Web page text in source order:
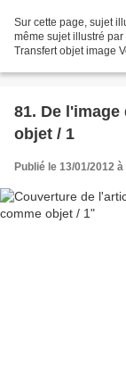
Sur cette page, sujet
même sujet illustré
Transfert objet image
81. De
objet / 1
Publié le 13/01/2012